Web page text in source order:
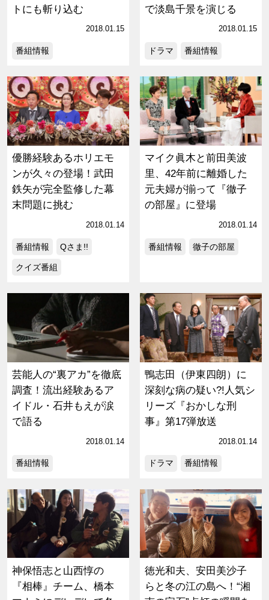
トにも斬り込む
2018.01.15
番組情報
で淡島千景を演じる
2018.01.15
ドラマ 番組情報
優勝経験あるホリエモ
ンが久々の登場！武田
鉄矢が完全監修した幕
末問題に挑む
2018.01.14
番組情報 Qさま!!
クイズ番組
マイク眞木と前田美波
里、42年前に離婚した
元夫婦が揃って『徹子
の部屋』に登場
2018.01.14
番組情報 徹子の部屋
芸能人の“裏アカ”を徹底
調査！流出経験あるア
イドル・石井もえが涙
で語る
2018.01.14
番組情報
鴨志田（伊東四朗）に
深刻な病の疑い?!人気シ
リーズ『おかしな刑
事』第17弾放送
2018.01.14
ドラマ 番組情報
神保悟志と山西惇の
『相棒』チーム、橋本
徳光和夫、安田美沙子
らと冬の江の島へ！“湘